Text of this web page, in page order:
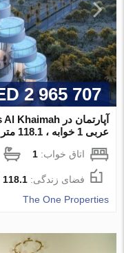
2 965 707 AED
عربی 1 خوابه ، 118.1 متر مربع. شماره 578325
اتاق خواب:1
فضای زندگی:118.1 m
The One Properties